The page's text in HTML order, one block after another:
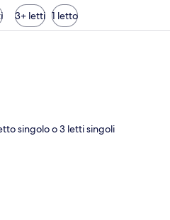
3+ letti 1 letto
Camera d'albergo con due
singolo o 3 letti singoli